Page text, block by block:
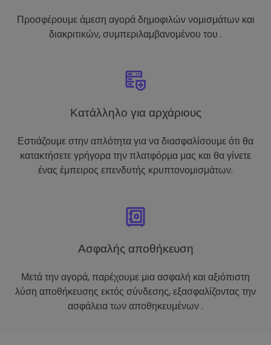
Προσφέρουμε άμεση αγορά δημοφιλών νομισμάτων και
διακριτικών, συμπεριλαμβανομένου του .
Κατάλληλο για αρχάριους
Εστιάζουμε στην απλότητα για να διασφαλίσουμε ότι θα
κατακτήσετε γρήγορα την πλατφόρμα μας και θα γίνετε
ένας έμπειρος επενδυτής κρυπτονομισμάτων.
Ασφαλής αποθήκευση
Μετά την αγορά, παρέχουμε μια ασφαλή και αξιόπιστη
λύση αποθήκευσης εκτός σύνδεσης, εξασφαλίζοντας την
ασφάλεια των αποθηκευμένων .